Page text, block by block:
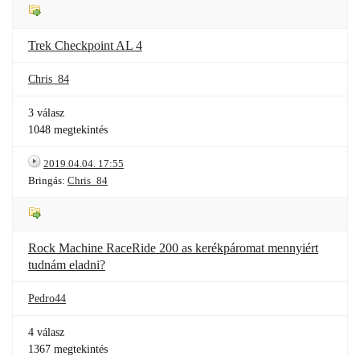
Trek Checkpoint AL 4
Chris_84
3 válasz
1048 megtekintés
2019.04.04. 17:55
Bringás: Chris_84
Rock Machine RaceRide 200 as kerékpáromat mennyiért
tudnám eladni?
Pedro44
4 válasz
1367 megtekintés